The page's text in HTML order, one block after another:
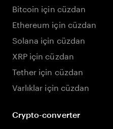
Bitcoin için cüzdan
Ethereum için cüzdan
Solana için cüzdan
XRP için cüzdan
Tether için cüzdan
Varlıklar için cüzdan
Crypto-converter